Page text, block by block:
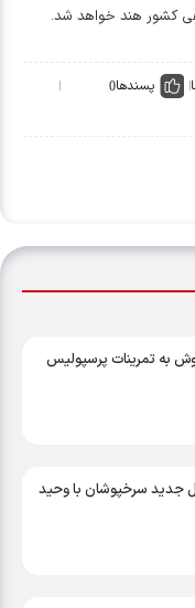
پسندها0
سرخپوشان با وحید